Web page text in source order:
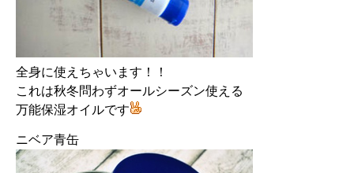
全身に使えちゃいます！！
これは秋冬問わずオールシーズン使える
万能保湿オイルです
ニベア青缶